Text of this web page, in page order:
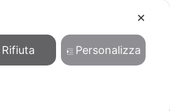
Contatti Accedi/Registrati
✕
Rifiuta Personalizza